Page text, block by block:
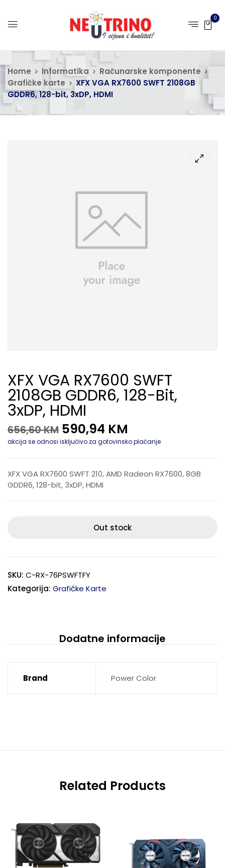
0
Home Informatika
Računarske komponente
Grafičke karte
XFX VGA RX7600 SWFT 2108GB
GDDR6, 128-bit, 3xDP, HDMI
XFX VGA RX7600 SWFT
2108GB GDDR6, 128-Bit,
3xDP, HDMI
656,60KM 590,94 KM
akcija se odnosi isključivo za gotovinsko plaćanje
XFX VGA RX7600 SWFT 210, AMD Radeon RX7600, 8GB
GDDR6, 128-bit, 3xDP, HDMI
Out stock
SKU: C-RX-76PSWFTFY
Kategorija: Grafičke Karte
Dodatne informacije
Brand Power Color
Related Products